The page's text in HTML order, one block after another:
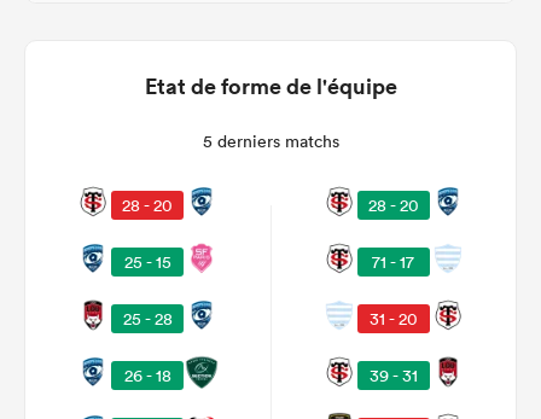
Etat de forme de l'équipe
5 derniers matchs
28 - 20
25 - 15
25 - 28
26 - 18
28 - 20
71 - 17
31 - 20
39 - 31